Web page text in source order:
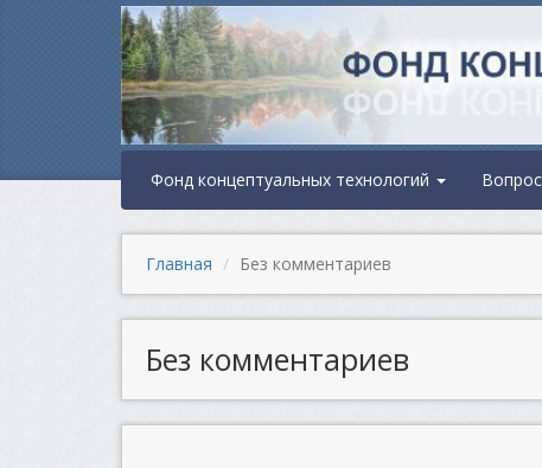
Фонд концептуальных технологий
Главная Без комментариев
Без комментариев